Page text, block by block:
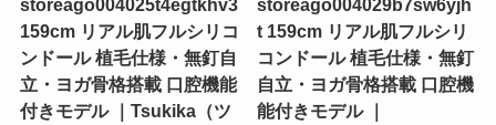
storeago004025t4egtkhv3
159cm リアル肌フルシリコ
ンドール 植毛仕様・無釘自
立・ヨガ骨格搭載 口腔機能
付きモデル ｜Tsukika（ツ
storeago004029b7sw6yjh
t 159cm リアル肌フルシリ
コンドール 植毛仕様・無釘
自立・ヨガ骨格搭載 口腔機
能付きモデル ｜